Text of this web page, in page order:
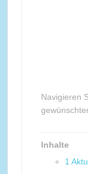
Navigieren
Inhalte
1